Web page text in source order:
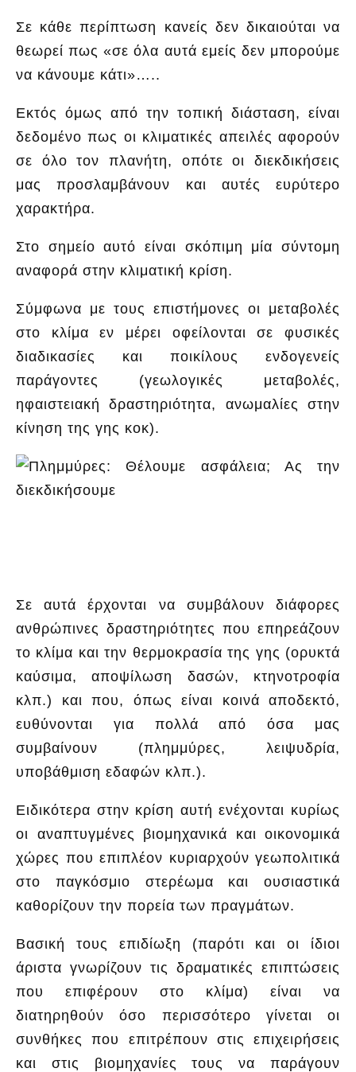
Σε κάθε περίπτωση κανείς δεν δικαιούται να
θεωρεί πως «σε όλα αυτά εμείς δεν μπορούμε
να κάνουμε κάτι»…..
Εκτός όμως από την τοπική διάσταση, είναι
δεδομένο πως οι κλιματικές απειλές αφορούν
σε όλο τον πλανήτη, οπότε οι διεκδικήσεις
μας προσλαμβάνουν και αυτές ευρύτερο
χαρακτήρα.
Στο σημείο αυτό είναι σκόπιμη μία σύντομη
αναφορά στην κλιματική κρίση.
Σύμφωνα με τους επιστήμονες οι μεταβολές
στο κλίμα εν μέρει οφείλονται σε φυσικές
διαδικασίες και ποικίλους ενδογενείς
παράγοντες (γεωλογικές μεταβολές,
ηφαιστειακή δραστηριότητα, ανωμαλίες στην
κίνηση της γης κοκ).
Σε αυτά έρχονται να συμβάλουν διάφορες
ανθρώπινες δραστηριότητες που επηρεάζουν
το κλίμα και την θερμοκρασία της γης (ορυκτά
καύσιμα, αποψίλωση δασών, κτηνοτροφία
κλπ.) και που, όπως είναι κοινά αποδεκτό,
ευθύνονται για πολλά από όσα μας
συμβαίνουν (πλημμύρες, λειψυδρία,
υποβάθμιση εδαφών κλπ.).
Ειδικότερα στην κρίση αυτή ενέχονται κυρίως
οι αναπτυγμένες βιομηχανικά και οικονομικά
χώρες που επιπλέον κυριαρχούν γεωπολιτικά
στο παγκόσμιο στερέωμα και ουσιαστικά
καθορίζουν την πορεία των πραγμάτων.
Βασική τους επιδίωξη (παρότι και οι ίδιοι
άριστα γνωρίζουν τις δραματικές επιπτώσεις
που επιφέρουν στο κλίμα) είναι να
διατηρηθούν όσο περισσότερο γίνεται οι
συνθήκες που επιτρέπουν στις επιχειρήσεις
και στις βιομηχανίες τους να παράγουν